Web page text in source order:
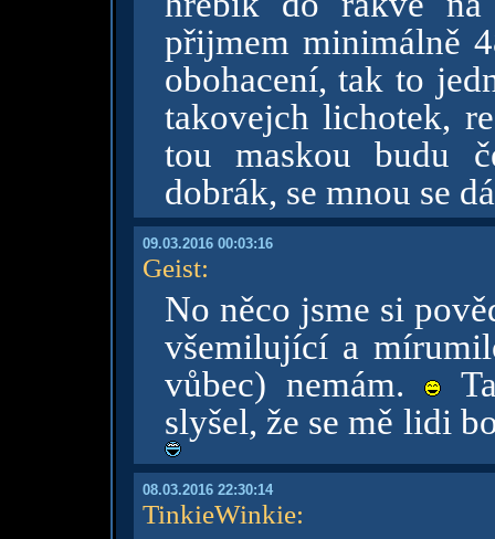
přijmem minimálně
obohacení, tak to
takovejch lichotek,
tou maskou budu
dobrák, se mnou se
09.03.2016 00:03:16
Geist:
No něco jsme si
všemilující a
vůbec) nemám.
slyšel, že se mě lidi
08.03.2016 22:30:14
TinkieWinkie: